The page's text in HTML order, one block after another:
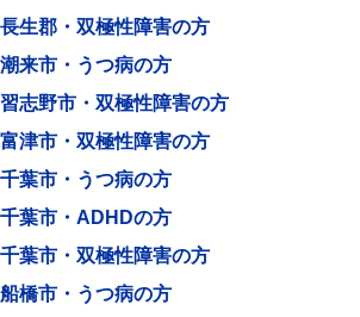
生郡・双極性障害の方
来市・うつ病の方
志野市・双極性障害の方
津市・双極性障害の方
葉市・うつ病の方
葉市・ADHDの方
葉市・双極性障害の方
橋市・うつ病の方